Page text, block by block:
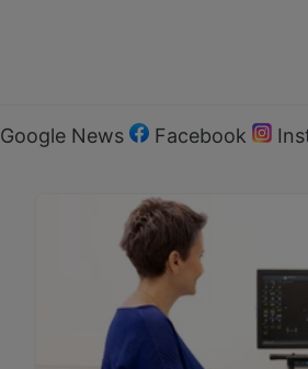
Google News Facebook